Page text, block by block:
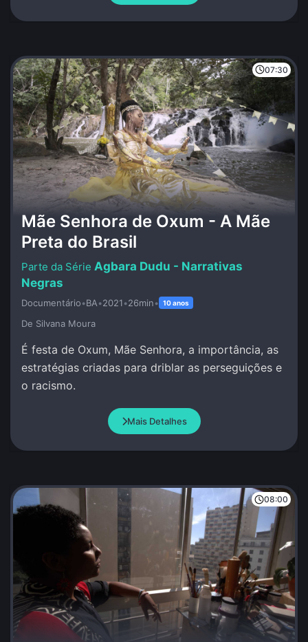
07:30
Mãe Senhora de Oxum - A Mãe
Preta do Brasil
Agbara Dudu - Narrativas
Negras
Documentário•BA•2021•26min• 10 anos
De Silvana Moura
É festa de Oxum, Mãe Senhora, a importância, as
estratégias criadas para driblar as perseguições e
o racismo.
Mais Detalhes
08:00